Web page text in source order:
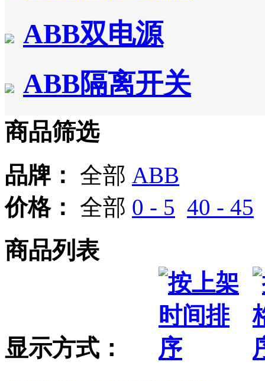
ABB双电源
ABB隔离开关
商品筛选
品牌： 全部 ABB
价格：
全部 0 - 5 40 - 45
商品列表
显示方式：